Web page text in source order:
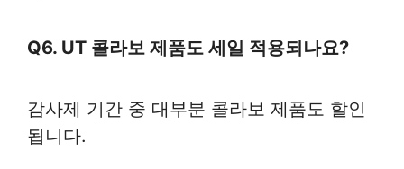
Q6. UT 콜라보 제품도 세일 적용되나요?
감사제 기간 중 대부분 콜라보 제품도 할인
됩니다.